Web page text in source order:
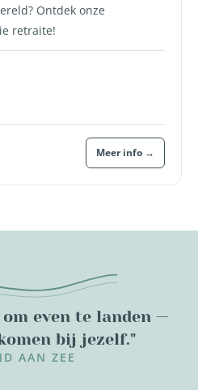
Ontdek onze
retraite!
Meer info →
even te landen —
bij jezelf."
AAN ZEE